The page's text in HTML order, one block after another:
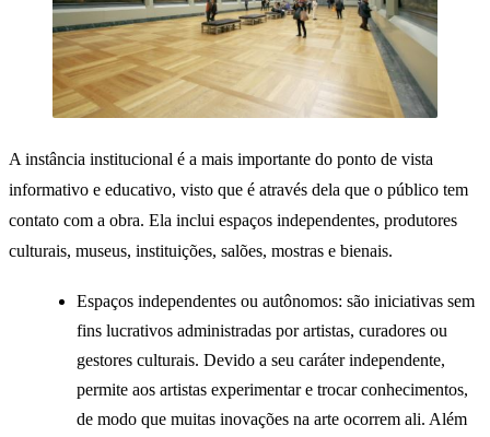
A instância institucional é a mais importante do ponto de vista
informativo e educativo, visto que é através dela que o público tem
contato com a obra. Ela inclui espaços independentes, produtores
culturais, museus, instituições, salões, mostras e bienais.
Espaços independentes ou autônomos: são iniciativas sem
fins lucrativos administradas por artistas, curadores ou
gestores culturais. Devido a seu caráter independente,
permite aos artistas experimentar e trocar conhecimentos,
de modo que muitas inovações na arte ocorrem ali. Além